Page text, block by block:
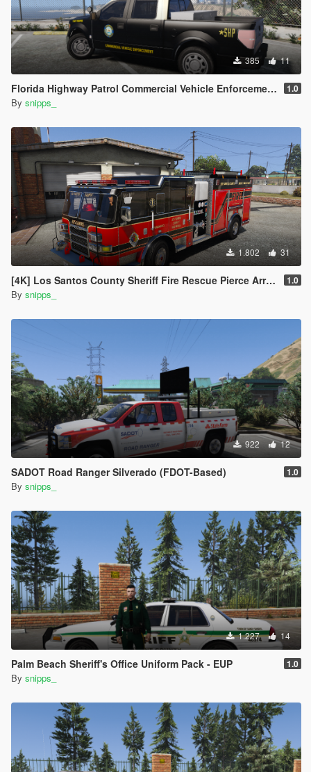
385 11
Florida Highway Patrol Commercial Vehicle Enforcement F-150 1.0
By snipps_
1.802 31
[4K] Los Santos County Sheriff Fire Rescue Pierce Arrow (Broward Sheriff) 1.0
By snipps_
922 12
SADOT Road Ranger Silverado (FDOT-Based) 1.0
By snipps_
1.227 14
Palm Beach Sheriff's Office Uniform Pack - EUP 1.0
By snipps_